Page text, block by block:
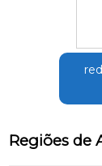
Regiões de